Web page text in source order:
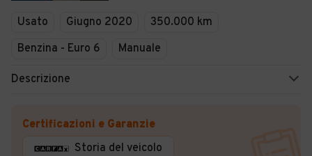
Usato Giugno 2020
350.000 km
Benzina - Euro 6
Manuale
Descrizione
Certificazioni e Garanzie
Storia del veicolo